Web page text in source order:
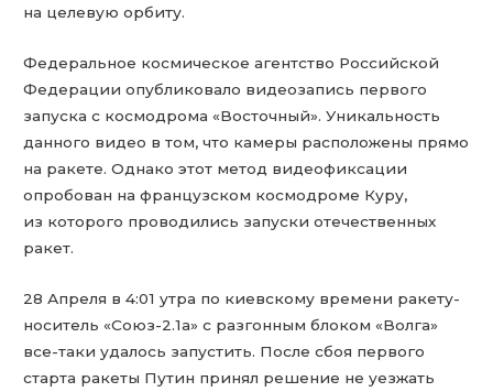
на целевую орбиту.
Федеральное космическое агентство Российской
Федерации опубликовало видеозапись первого
запуска с космодрома «Восточный». Уникальность
данного видео в том, что камеры расположены прямо
на ракете. Однако этот метод видеофиксации
опробован на французском космодроме Куру,
из которого проводились запуски отечественных
ракет.
28 Апреля в 4:01 утра по киевскому времени ракету-
носитель «Союз-2.1а» с разгонным блоком «Волга»
все-таки удалось запустить. После сбоя первого
старта ракеты Путин принял решение не уезжать